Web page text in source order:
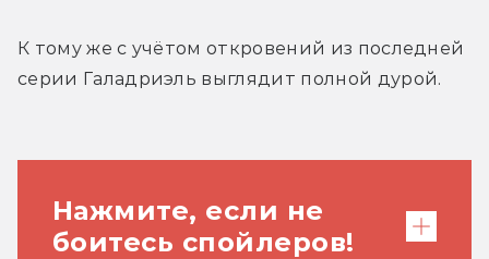
К тому же с учётом откровений из последней
серии Галадриэль выглядит полной дурой.
Нажмите, если не
боитесь спойлеров!